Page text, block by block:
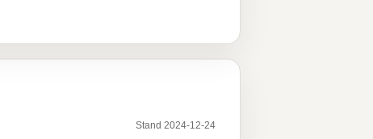
Stand 2024-12-24